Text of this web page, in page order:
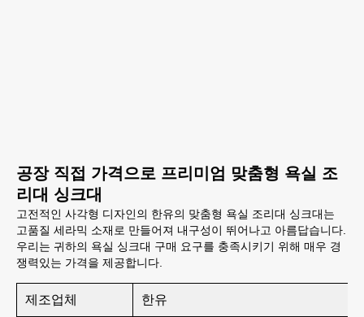
공장 직접 가격으로 프리미엄 맞춤형 욕실 조
리대 싱크대
고전적인 사각형 디자인의 한유의 맞춤형 욕실 조리대 싱크대는
고품질 세라믹 소재로 만들어져 내구성이 뛰어나고 아름답습니다.
우리는 귀하의 욕실 싱크대 구매 요구를 충족시키기 위해 매우 경
쟁력있는 가격을 제공합니다.
제조업체 한유